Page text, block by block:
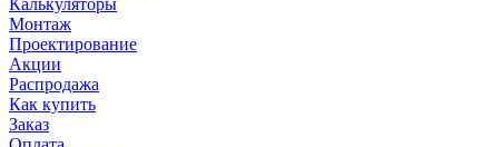
Калькуляторы
Монтаж
Проектирование
Акции
Распродажа
Как купить
Заказ